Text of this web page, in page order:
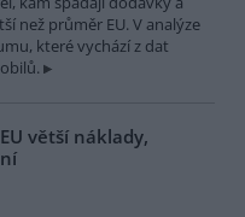
než průměr EU. V analýze
které vychází z dat
větší náklady,